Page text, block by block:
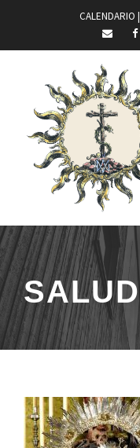
CALENDARIO |
SALUD